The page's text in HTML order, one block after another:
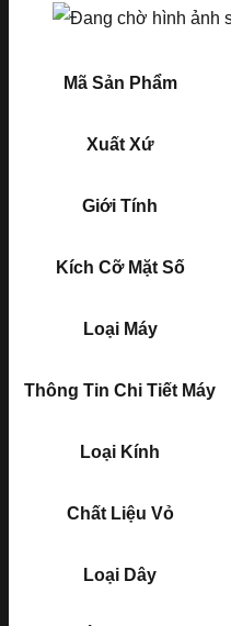
Mã Sản Phẩm
Xuất Xứ
Giới Tính
Kích Cỡ Mặt Số
Loại Máy
Thông Tin Chi Tiết Máy
Loại Kính
Chất Liệu Vỏ
Loại Dây